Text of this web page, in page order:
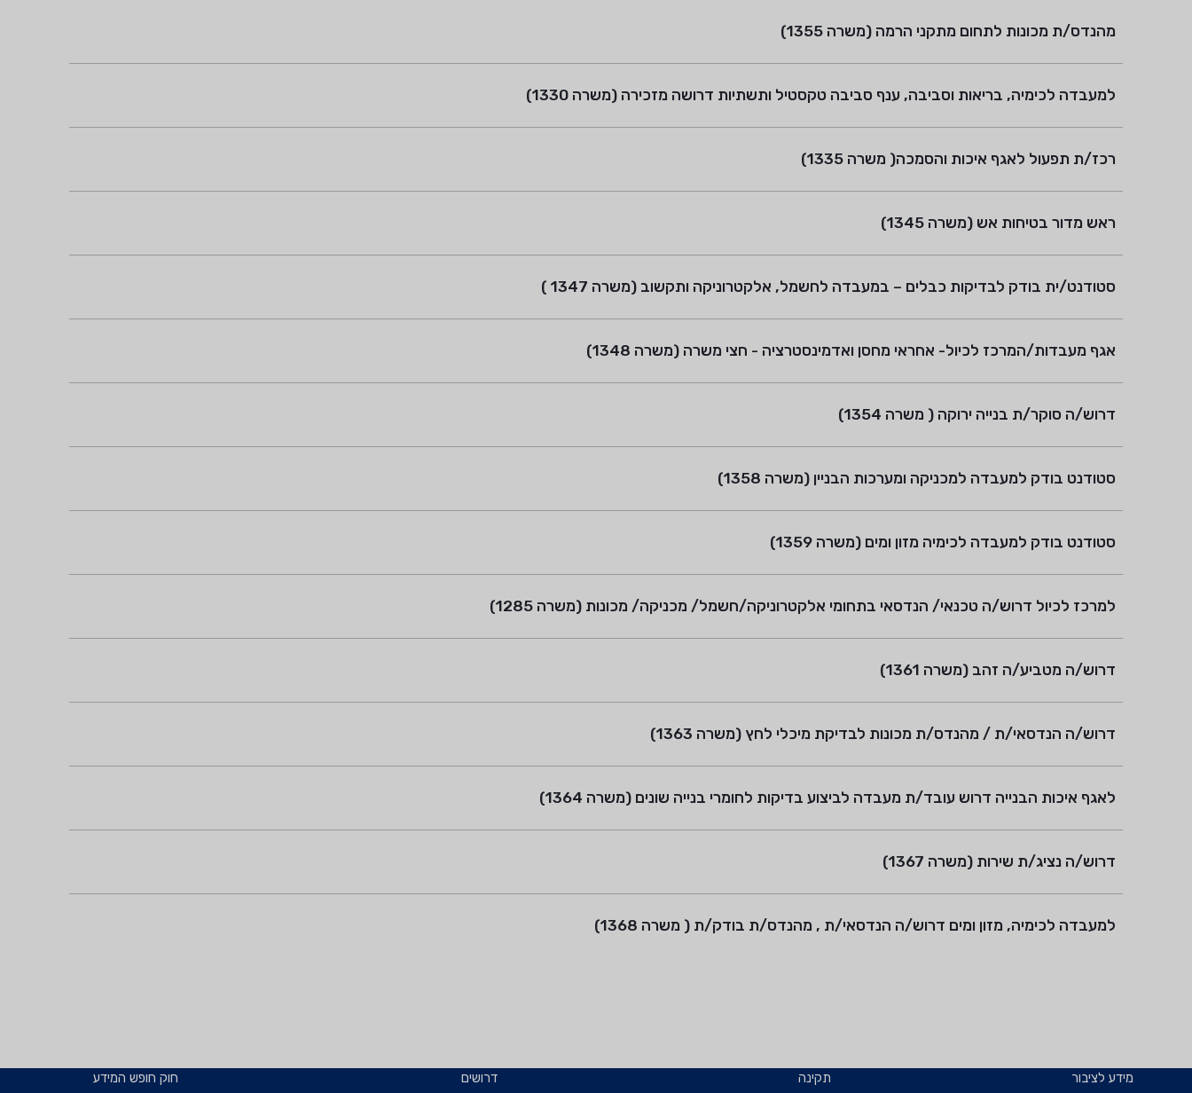
מהנדס/ת מכונות לתחום מתקני הרמה (משרה 1355)
למעבדה לכימיה, בריאות וסביבה, ענף סביבה טקסטיל ותשתיות דרושה מזכירה (משרה 1330)
רכז/ת תפעול לאגף איכות והסמכה( משרה 1335)
ראש מדור בטיחות אש (משרה 1345)
סטודנט/ית בודק לבדיקות כבלים – במעבדה לחשמל, אלקטרוניקה ותקשוב (משרה 1347 )
אגף מעבדות/המרכז לכיול- אחראי מחסן ואדמינסטרציה - חצי משרה (משרה 1348)
דרוש/ה סוקר/ת בנייה ירוקה ( משרה 1354)
סטודנט בודק למעבדה למכניקה ומערכות הבניין (משרה 1358)
סטודנט בודק למעבדה לכימיה מזון ומים (משרה 1359)
למרכז לכיול דרוש/ה טכנאי/ הנדסאי בתחומי אלקטרוניקה/חשמל/ מכניקה/ מכונות (משרה 1285)
דרוש/ה מטביע/ה זהב (משרה 1361)
דרוש/ה הנדסאי/ת / מהנדס/ת מכונות לבדיקת מיכלי לחץ (משרה 1363)
לאגף איכות הבנייה דרוש עובד/ת מעבדה לביצוע בדיקות לחומרי בנייה שונים (משרה 1364)
דרוש/ה נציג/ת שירות (משרה 1367)
למעבדה לכימיה, מזון ומים דרוש/ה הנדסאי/ת , מהנדס/ת בודק/ת ( משרה 1368)
מידע לציבור תקינה דרושים חוק חופש המידע